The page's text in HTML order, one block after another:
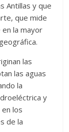
Antillas y que
que mide
la mayor
las
las aguas
la
y
los
de la